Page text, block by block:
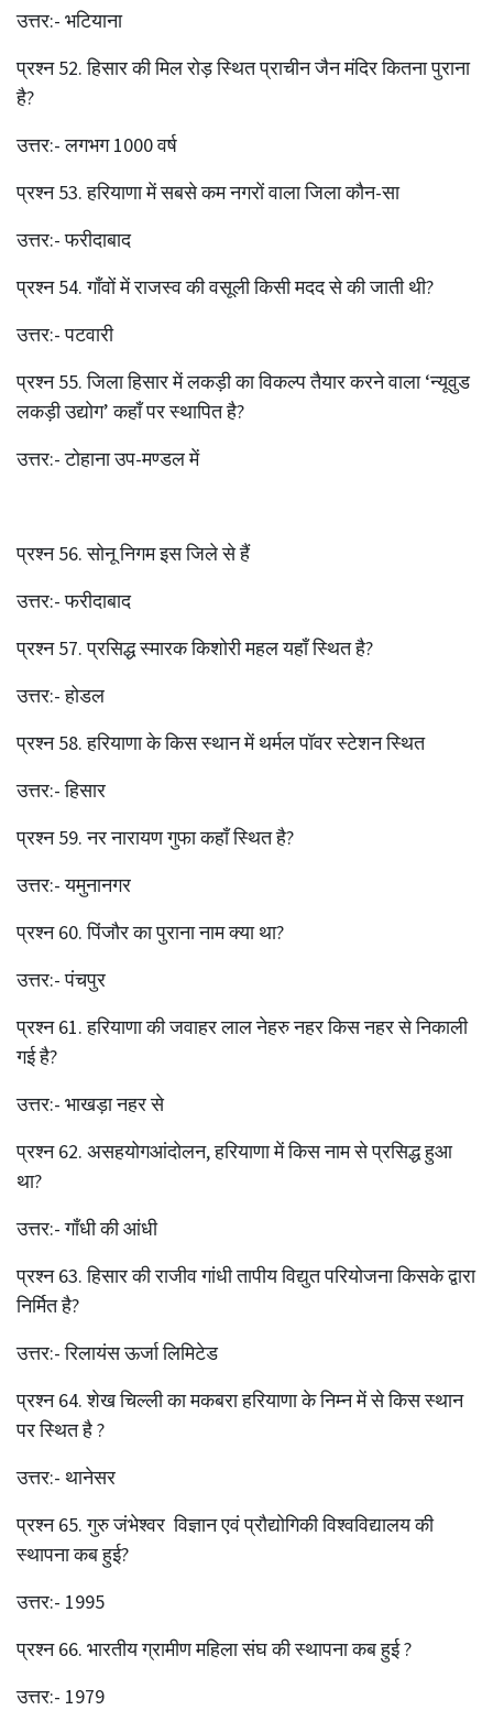
उत्तर:- भटियाना
प्रश्‍न 52. हिसार की मिल रोड़ स्थित प्राचीन जैन मंदिर कितना पुराना
है?
उत्तर:- लगभग 1000 वर्ष
प्रश्‍न 53. हरियाणा में सबसे कम नगरों वाला जिला कौन-सा
उत्तर:- फरीदाबाद
प्रश्‍न 54. गाँवों में राजस्व की वसूली किसी मदद से की जाती थी?
उत्तर:- पटवारी
प्रश्‍न 55. जिला हिसार में लकड़ी का विकल्प तैयार करने वाला ‘न्यूवुड
लकड़ी उद्योग’ कहाँ पर स्थापित है?
उत्तर:- टोहाना उप-मण्डल में
प्रश्‍न 56. सोनू निगम इस जिले से हैं
उत्तर:- फरीदाबाद
प्रश्‍न 57. प्रसिद्ध स्मारक किशोरी महल यहाँ स्थित है?
उत्तर:- होडल
प्रश्‍न 58. हरियाणा के किस स्थान में थर्मल पॉवर स्टेशन स्थित
उत्तर:- हिसार
प्रश्‍न 59. नर नारायण गुफा कहाँ स्थित है?
उत्तर:- यमुनानगर
प्रश्‍न 60. पिंजौर का पुराना नाम क्या था?
उत्तर:- पंचपुर
प्रश्‍न 61. हरियाणा की जवाहर लाल नेहरु नहर किस नहर से निकाली
गई है?
उत्तर:- भाखड़ा नहर से
प्रश्‍न 62. असहयोगआंदोलन, हरियाणा में किस नाम से प्रसिद्ध हुआ
था?
उत्तर:- गाँधी की आंधी
प्रश्‍न 63. हिसार की राजीव गांधी तापीय विद्युत परियोजना किसके द्वारा
निर्मित है?
उत्तर:- रिलायंस ऊर्जा लिमिटेड
प्रश्‍न 64. शेख चिल्ली का मकबरा हरियाणा के निम्न में से किस स्थान
पर स्थित है ?
उत्तर:- थानेसर
प्रश्‍न 65. गुरु जंभेश्वर विज्ञानएवं प्रौद्योगिकी विश्वविद्यालय की
स्थापना कब हुई?
उत्तर:- 1995
प्रश्‍न 66. भारतीय ग्रामीण महिला संघ की स्थापना कब हुई ?
उत्तर:- 1979